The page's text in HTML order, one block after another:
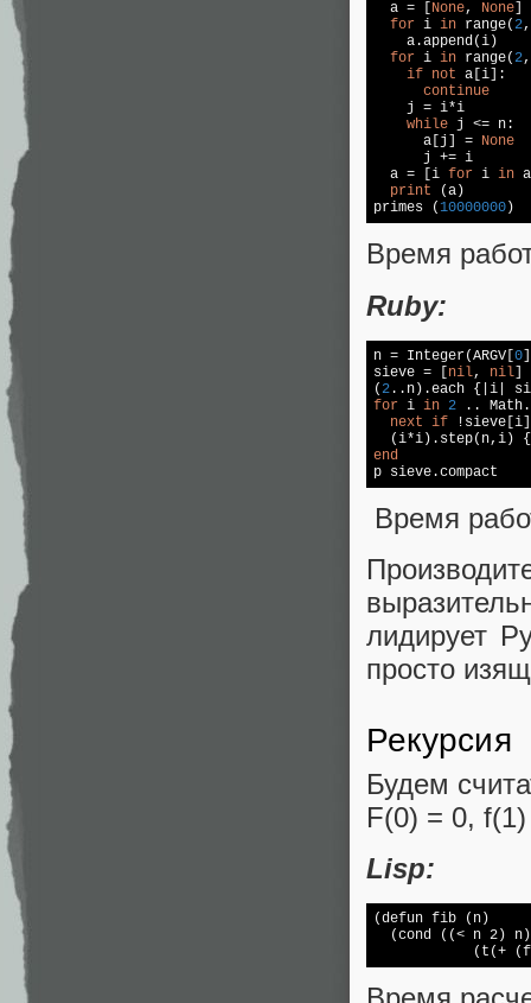
  a = [
None, None
for i in range(2
for i in range(2
if not
continue
    j = i*i
while j
      a[j] =
None
j
  a = [i
for i in
print (a)
primes ( 10000000 )
Время
Ruby:
n = Integer(ARGV[0
sieve = [nil, nil]
(2
for i in 2 ..
next if !sieve[i]
(i*i).step(n,i)
end
p sieve.compact
Время
лидирует
просто
Рекурсия
Будем
F(0) = 0,
Lisp:
(defun fib (n)
  (cond ((< n 2) n)
(t(+